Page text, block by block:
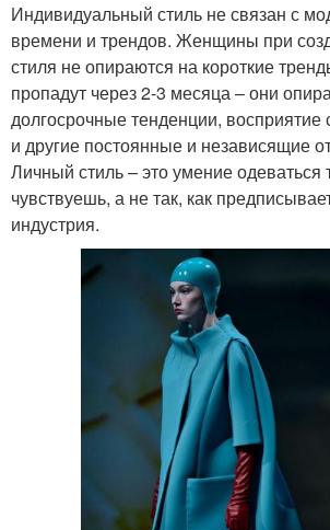
Индивидуальный стиль не связан с
времени и трендов. Женщины при
стиля не опираются на короткие
пропадут через 2-3 месяца – они
долгосрочные тенденции, восприятие
и другие постоянные и независящие
Личный стиль – это умение одеваться
чувствуешь, а не так, как
индустрия.